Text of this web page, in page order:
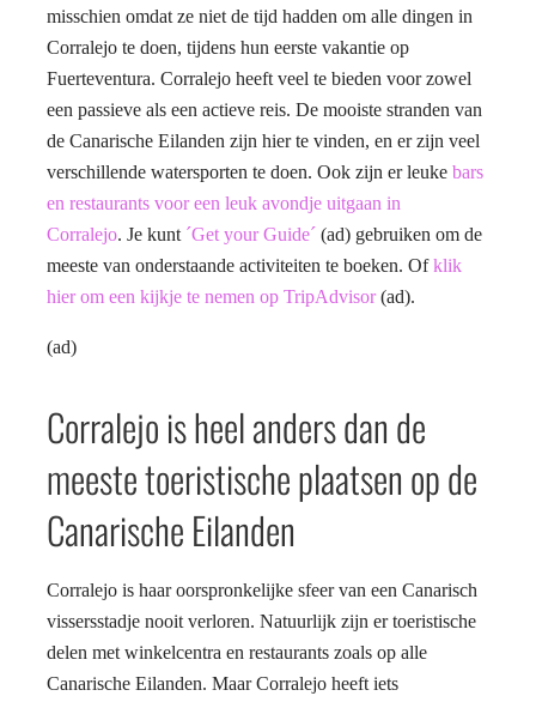
misschien omdat ze niet de tijd hadden om alle dingen in
Corralejo te doen, tijdens hun eerste vakantie op
Fuerteventura. Corralejo heeft veel te bieden voor zowel
een passieve als een actieve reis. De mooiste stranden van
de Canarische Eilanden zijn hier te vinden, en er zijn veel
verschillende watersporten te doen. Ook zijn er leuke bars
en restaurants voor een leuk avondje uitgaan in
Corralejo. Je kunt ´Get your Guide´ (ad) gebruiken om de
meeste van onderstaande activiteiten te boeken. Ofklik
hier om een kijkje te nemen op TripAdvisor(ad).
(ad)
Corralejo is heel anders dan de
meeste toeristische plaatsen op de
Canarische Eilanden
Corralejo is haar oorspronkelijke sfeer van een Canarisch
vissersstadje nooit verloren. Natuurlijk zijn er toeristische
delen met winkelcentra en restaurants zoals op alle
Canarische Eilanden. Maar Corralejo heeft iets